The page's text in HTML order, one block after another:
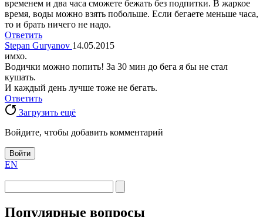
временем и два часа сможете бежать без подпитки. В жаркое
время, воды можно взять побольше. Если бегаете меньше часа,
то и брать ничего не надо.
Ответить
Stepan Guryanov 14.05.2015
имхо.
Водички можно попить! За 30 мин до бега я бы не стал
кушать.
И каждый день лучше тоже не бегать.
Ответить
Загрузить ещё
Войдите, чтобы добавить комментарий
Войти
EN
Популярные вопросы